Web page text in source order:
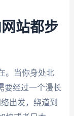
站都步
。当你身处北
要经过一个漫长
出发，绕道到